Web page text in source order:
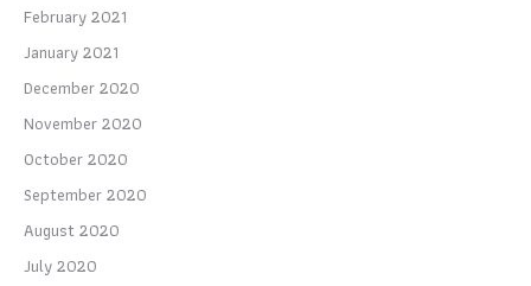
February 2021
January 2021
December 2020
November 2020
October 2020
September 2020
August 2020
July 2020